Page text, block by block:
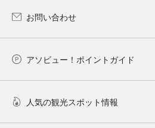
お問い合わせ
アソビュー！ポイントガイド
人気の観光スポット情報